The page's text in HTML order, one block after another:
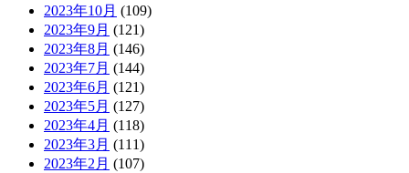
2023年10月 (109)
2023年9月 (121)
2023年8月 (146)
2023年7月 (144)
2023年6月 (121)
2023年5月 (127)
2023年4月 (118)
2023年3月 (111)
2023年2月 (107)